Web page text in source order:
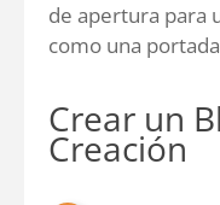
de apertura para
como una
Crear un
Creación